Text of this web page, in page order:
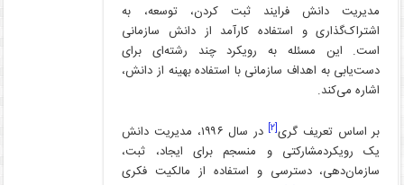
مدیریت دانش فرایند ثبت کردن، توسعه، به
اشتراک‌گذاری و استفاده کارآمد از دانش سازمانی
است. این مسئله به رویکرد چند رشته‌ای برای
دست‌یابی به اهداف سازمانی با استفاده بهینه از دانش،
اشاره می‌کند.
بر اساس تعریف گری[۲]
در سال ۱۹۹۶، مدیریت دانش
یک رویکردمشارکتی و منسجم برای ایجاد، ثبت،
سازمان‌دهی، دسترسی و استفاده از مالکیت فکری